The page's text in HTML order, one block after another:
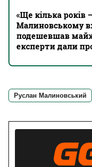
«Ще кілька років
Малиновському
подешевшав
експерти дали
Руслан Малиновський